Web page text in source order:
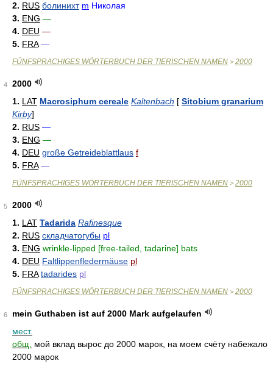
2. RUS болинихт m Николая
3. ENG —
4. DEU —
5. FRA —
FÜNFSPRACHIGES WÖRTERBUCH DER TIERISCHEN NAMEN > 2000
4
2000
1. LAT Macrosiphum cereale Kaltenbach [ Sitobium granarium
Kirby]
2. RUS —
3. ENG —
4. DEU große Getreideblattlaus f
5. FRA —
FÜNFSPRACHIGES WÖRTERBUCH DER TIERISCHEN NAMEN > 2000
5
2000
1. LAT Tadarida Rafinesque
2. RUS складчатогубы pl
3. ENG wrinkle-lipped [free-tailed, tadarine] bats
4. DEU Faltlippenfledermäuse pl
5. FRA tadarides pl
FÜNFSPRACHIGES WÖRTERBUCH DER TIERISCHEN NAMEN > 2000
6
mein Guthaben ist auf 2000 Mark aufgelaufen
мест.
общ.
мой вклад вырос до 2000 марок, на моем счёту набежало
2000 марок